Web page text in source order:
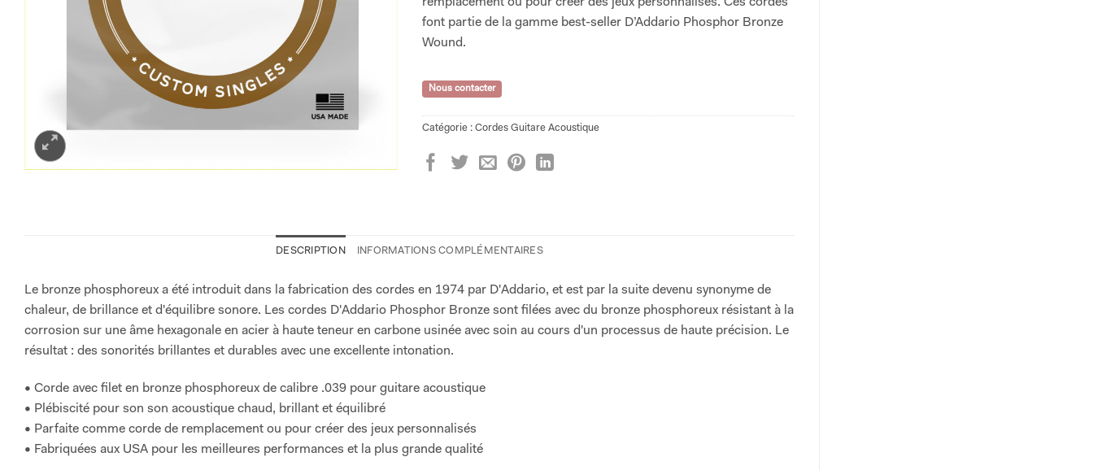
font partie de la gamme best-seller D’Addario Phosphor Bronze
Wound.
Nous contacter
Catégorie : Cordes Guitare Acoustique
DESCRIPTION INFORMATIONS COMPLÉMENTAIRES
Le bronze phosphoreux a été introduit dans la fabrication des cordes en 1974 par D'Addario, et est par la suite devenu synonyme de
chaleur, de brillance et d'équilibre sonore. Les cordes D'Addario Phosphor Bronze sont filées avec du bronze phosphoreux résistant à la
corrosion sur une âme hexagonale en acier à haute teneur en carbone usinée avec soin au cours d'un processus de haute précision. Le
résultat : des sonorités brillantes et durables avec une excellente intonation.
• Corde avec filet en bronze phosphoreux de calibre .039 pour guitare acoustique
• Plébiscité pour son son acoustique chaud, brillant et équilibré
• Parfaite comme corde de remplacement ou pour créer des jeux personnalisés
• Fabriquées aux USA pour les meilleures performances et la plus grande qualité